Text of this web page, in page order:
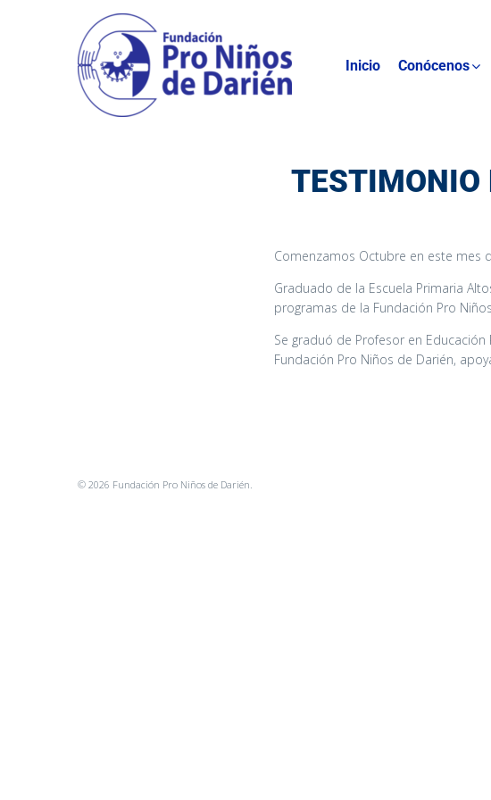
Inicio Conócenos
TESTIMONIO
Comenzamos Octubre en este mes
Graduado de la Escuela Primaria
programas de la Fundación Pro
Se graduó de Profesor en
Fundación Pro Niños de Darién,
© 2026 Fundación Pro Niños de Darién.